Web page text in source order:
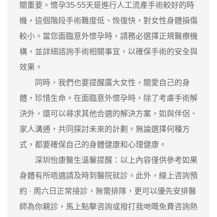
關重要。懷孕35-55天是進行人工流產手術較好的時
機，這個階段手術難度低、恢復快，對女性身體損傷
較小。當您面臨意外懷孕時，請務必選擇正規醫療機
構，並詳細諮詢手術相關事宜，以確保手術的安全與
效果。
同時，我們也要提醒廣大女性，關愛自己的身
體，珍惜生命。在面臨意外懷孕時，除了考慮手術解
決外，還可以尋求其他合適的解決方案，如與伴侶、
家人溝通，共同探討未來的計劃。無論選擇何種方
式，都要確保自己的身體健康和心理健康。
深圳怡康醫生溫馨提醒：以上內容僅供參考如果
身體有所唔適請及時到醫院就診。此外，線上咨詢預
約 · ‎周六日正常接診，無需排隊，更可以優先安排醫
師為你親診，馬上點擊咨詢或撥打我哋嘅免費咨詢熱